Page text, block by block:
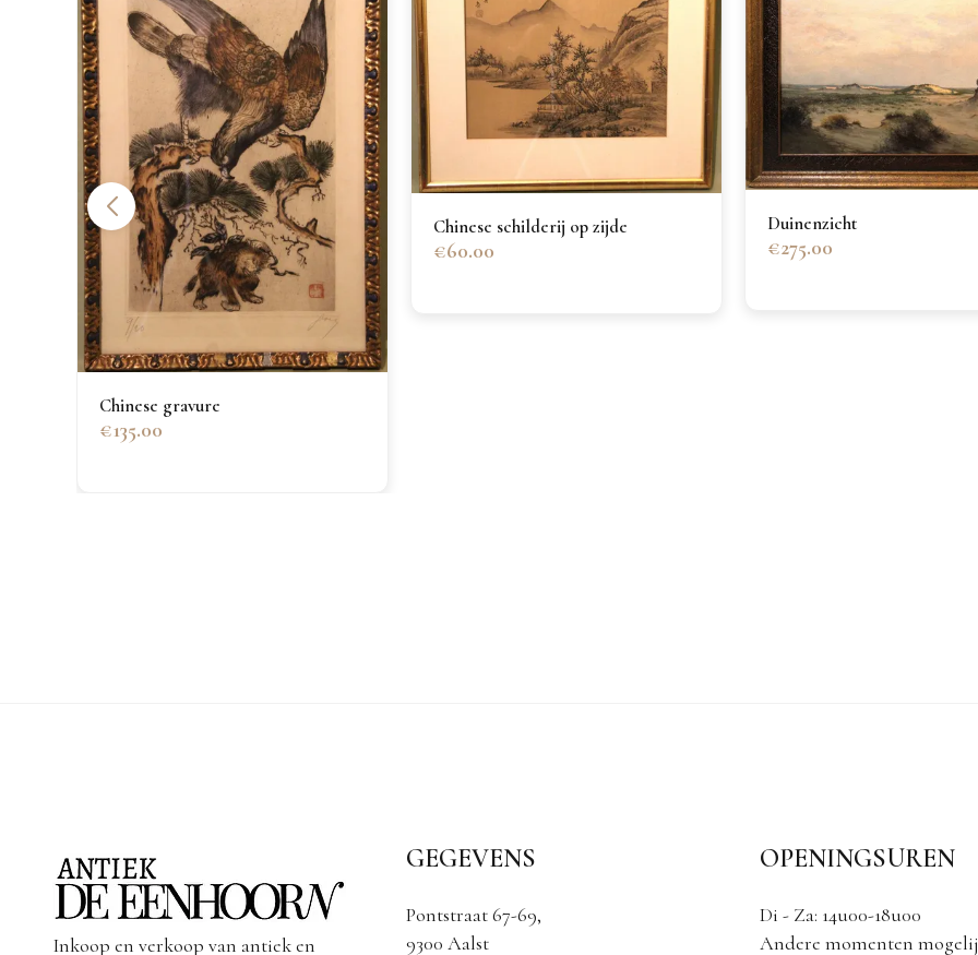
Chinese gravure
€135.00
Chinese schilderij op zijde
€60.00
Duinenzicht
€275.00
Inkoop en verkoop van antiek en
GEGEVENS
Pontstraat 67-69,
9300 Aalst
OPENINGSUREN
Di - Za: 14u00-18u00
Andere momenten